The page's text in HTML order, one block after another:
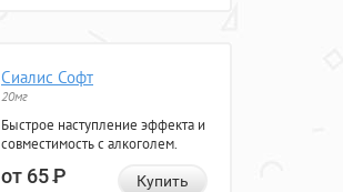
Сиалис Софт
20мг
Быстрое наступление эффекта и
совместимость с алкоголем.
от 65Р Купить